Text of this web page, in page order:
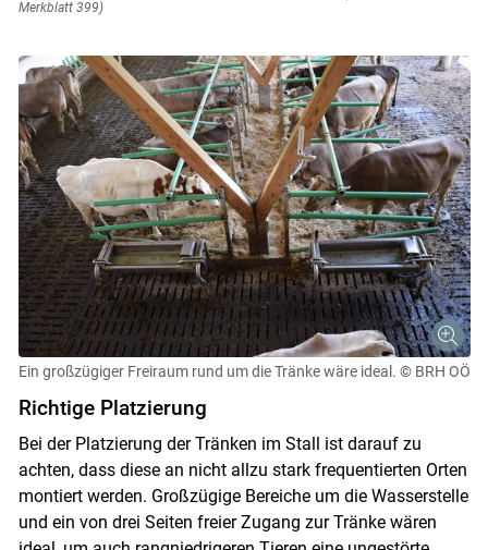
Merkblatt 399)
Ein großzügiger Freiraum rund um die Tränke wäre ideal. © BRH OÖ
Richtige Platzierung
Bei der Platzierung der Tränken im Stall ist darauf zu
achten, dass diese an nicht allzu stark frequentierten Orten
montiert werden. Großzügige Bereiche um die Wasserstelle
und ein von drei Seiten freier Zugang zur Tränke wären